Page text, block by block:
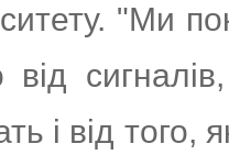
"Ми
від
і від того,